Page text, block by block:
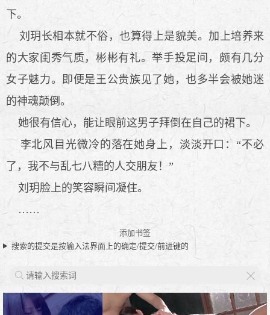
下。
刘玥长相本就不俗，也算得上是貌美。加上培养来
的大家闺秀气质，彬彬有礼。举手投足间，颇有几分
女子魅力。即便是王公贵族见了她，也多半会被她迷
的神魂颠倒。
她很有信心，能让眼前这男子拜倒在自己的裙下。
李北风目光微冷的落在她身上，淡淡开口：“不必
了，我不与乱七八糟的人交朋友！”
刘玥脸上的笑容瞬间凝住。
……
添加书签
搜索的提交是按输入法界面上的确定/提交/前进键的